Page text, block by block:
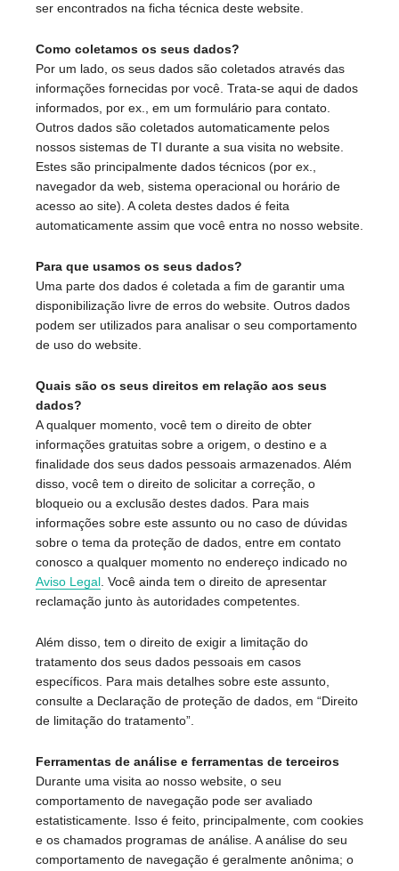
ser encontrados na ficha técnica deste website.
Como coletamos os seus dados?
Por um lado, os seus dados são coletados através das
informações fornecidas por você. Trata-se aqui de dados
informados, por ex., em um formulário para contato.
Outros dados são coletados automaticamente pelos
nossos sistemas de TI durante a sua visita no website.
Estes são principalmente dados técnicos (por ex.,
navegador da web, sistema operacional ou horário de
acesso ao site). A coleta destes dados é feita
automaticamente assim que você entra no nosso website.
Para que usamos os seus dados?
Uma parte dos dados é coletada a fim de garantir uma
disponibilização livre de erros do website. Outros dados
podem ser utilizados para analisar o seu comportamento
de uso do website.
Quais são os seus direitos em relação aos seus
dados?
A qualquer momento, você tem o direito de obter
informações gratuitas sobre a origem, o destino e a
finalidade dos seus dados pessoais armazenados. Além
disso, você tem o direito de solicitar a correção, o
bloqueio ou a exclusão destes dados. Para mais
informações sobre este assunto ou no caso de dúvidas
sobre o tema da proteção de dados, entre em contato
conosco a qualquer momento no endereço indicado no
Aviso Legal . Você ainda tem o direito de apresentar
reclamação junto às autoridades competentes.
Além disso, tem o direito de exigir a limitação do
tratamento dos seus dados pessoais em casos
específicos. Para mais detalhes sobre este assunto,
consulte a Declaração de proteção de dados, em “Direito
de limitação do tratamento”.
Ferramentas de análise e ferramentas de terceiros
Durante uma visita ao nosso website, o seu
comportamento de navegação pode ser avaliado
estatisticamente. Isso é feito, principalmente, com cookies
e os chamados programas de análise. A análise do seu
comportamento de navegação é geralmente anônima; o